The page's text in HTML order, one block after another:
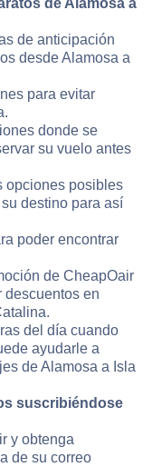
de Alamosa a
de anticipación
desde Alamosa a
para evitar
donde se
su vuelo antes
opciones posibles
destino para así
poder encontrar
de CheapOair
descuentos en
del día cuando
ayudarle a
de Alamosa a Isla
suscribiéndose
y obtenga
de su correo